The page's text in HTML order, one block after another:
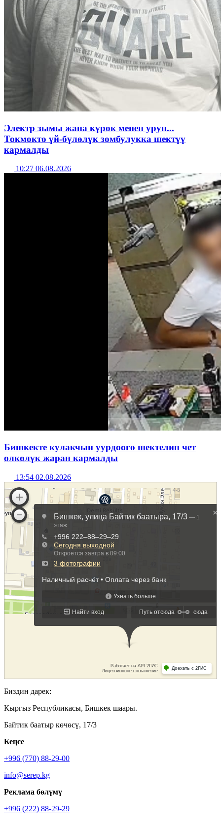
Электр зымы жана күрөк менен уруп...
Токмокто үй-бүлөлүк зомбулукка шектүү
кармалды
10:27 06.08.2026
Бишкекте кулакчын уурдоого шектелип чет
өлкөлүк жаран кармалды
13:54 02.08.2026
Биздин дарек:
Кыргыз Республикасы, Бишкек шаары.
Байтик баатыр көчөсү, 17/3
Кеӊсе
+996 (770) 88-29-00
info@serep.kg
Реклама бөлүмү
+996 (222) 88-29-29